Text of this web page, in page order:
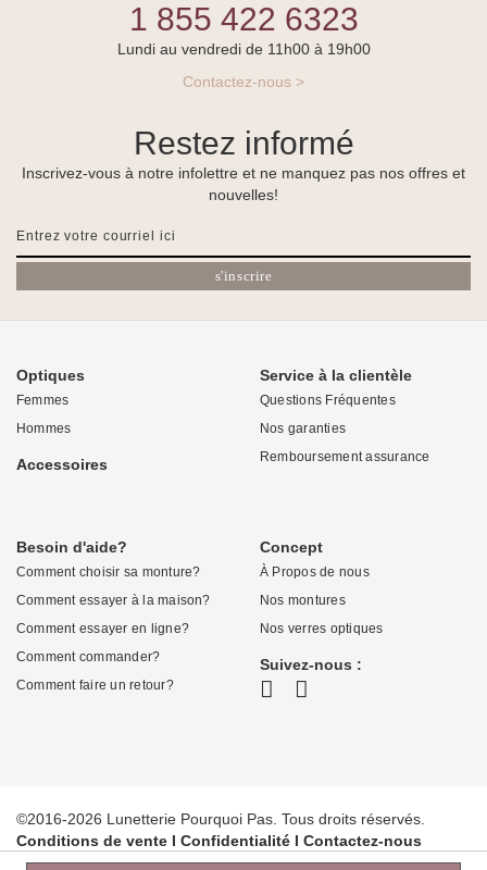
1 855 422 6323
Lundi au vendredi de 11h00 à 19h00
Contactez-nous >
Restez informé
Inscrivez-vous à notre infolettre et ne manquez pas nos offres et
nouvelles!
s'inscrire
Optiques
Femmes
Hommes
Accessoires
Service à la clientèle
Questions Fréquentes
Nos garanties
Remboursement assurance
Besoin d'aide?
Comment choisir sa monture?
Comment essayer à la maison?
Comment essayer en ligne?
Comment commander?
Comment faire un retour?
Concept
À Propos de nous
Nos montures
Nos verres optiques
Suivez-nous :
©2016-2026 Lunetterie Pourquoi Pas. Tous droits réservés.
Conditions de vente I Confidentialité I Contactez-nous